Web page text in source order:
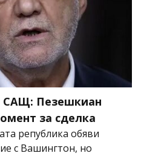
САЩ: Пезешкиан
за сделка
република обяви
с Вашингтон, но